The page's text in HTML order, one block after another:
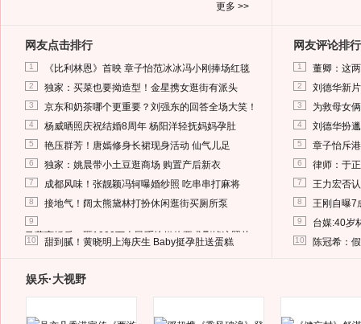
更多 >>
网友点击排行
1 《比利林恩》首映 章子怡范冰冰冯小刚捧场红毯
2 独家：买菜也要拗造型！金星携女逛街有派头
3 京东和奶茶哪个更重要？刘强东的回答全场大笑！
4 杨威晒照庆祝结婚8周年 杨阳洋轻抚妈妈孕肚
5 艳压群芳！唐嫣修身长裙现身活动 仙气儿足
6 独家：姚晨带小土豆逛商场 购置产后新衣
7 成都风味！张靓颖冯轲曝婚纱照 吃串串打麻将
8 接地气！阔太熊黛林打扮休闲逛街买厕所泵
9
马蓉离婚后，砸1000万人民币给媒体要求删掉这照片
10 甜到腻！黄晓明上海庆生 Baby挺孕肚送蛋糕
网友评论排行
1 董卿：这
2 刘德华新
3 为救母女
4 刘德华扮
5 章子怡斥
6 律师：于
7 王力宏否
8 王刚自曝7
9 台媒:40岁
10 陈冠希：
娱乐·大视野